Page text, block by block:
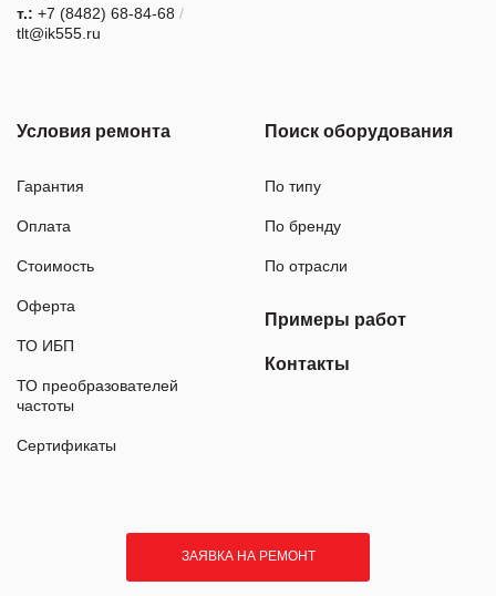
т.: +7 (8482) 68-84-68 /
tlt@ik555.ru
Условия ремонта
Гарантия
Оплата
Стоимость
Оферта
ТО ИБП
ТО преобразователей
частоты
Сертификаты
Поиск оборудования
По типу
По бренду
По отрасли
Примеры работ
Контакты
ЗАЯВКА НА РЕМОНТ